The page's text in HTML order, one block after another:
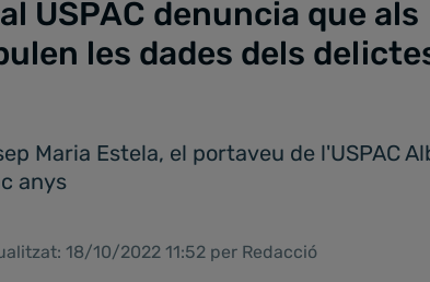
USPAC denuncia que als
les dades dels
Maria Estela, el portaveu de l'USPAC
anys
18/10/2022 11:52 per Redacció